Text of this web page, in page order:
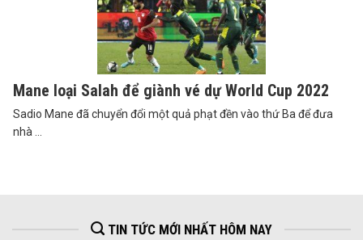
Mane loại Salah để giành vé dự World Cup 2022
Sadio Mane đã chuyển đổi một quả phạt đền vào thứ Ba để đưa
nhà ...
TIN TỨC MỚI NHẤT HÔM NAY